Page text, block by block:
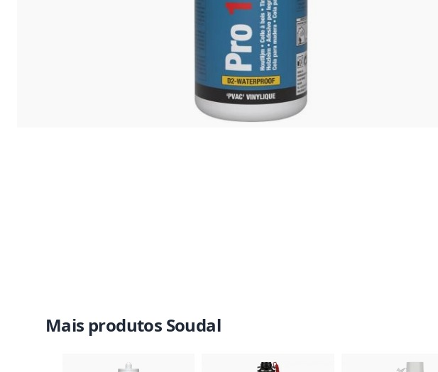
Mais produtos Soudal